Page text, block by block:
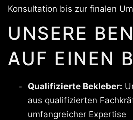
Konsultation bis zur finalen
UNSERE
AUF EINEN
Qualifizierte Bekleber:
aus qualifizierten
umfangreicher Expertise